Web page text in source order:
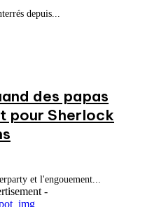
depuis...
des papas
pour Sherlock
et l'engouement...
-